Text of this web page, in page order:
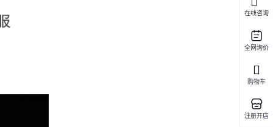
在线咨询
全网询价
购物车
注册开店